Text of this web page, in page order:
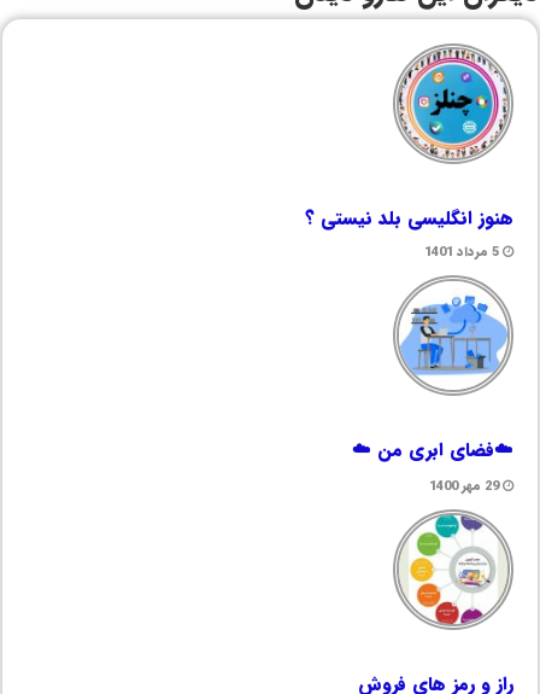
هنوز انگلیسی بلد نیستی ؟
5 مرداد 1401
☁️فضای ابری من ☁️
29 مهر 1400
راز و رمز های فروش